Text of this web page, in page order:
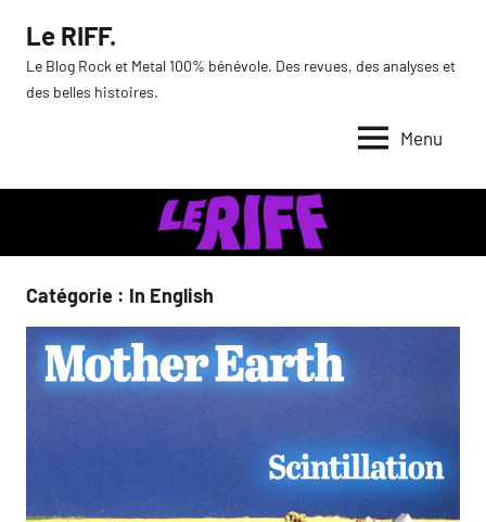
contenu
Le RIFF.
Le Blog Rock et Metal 100% bénévole. Des revues, des analyses et
des belles histoires.
Menu
Catégorie : In English